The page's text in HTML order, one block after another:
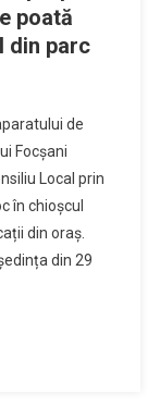
poată
din parc
de
Focșani
Local prin
în chioșcul
din oraș.
din 29